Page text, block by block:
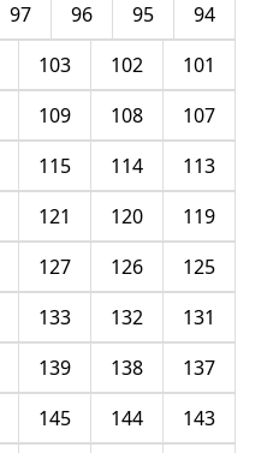
94
95
96
97
101
102
103
107
108
109
113
114
115
119
120
121
125
126
127
131
132
133
137
138
139
143
144
145